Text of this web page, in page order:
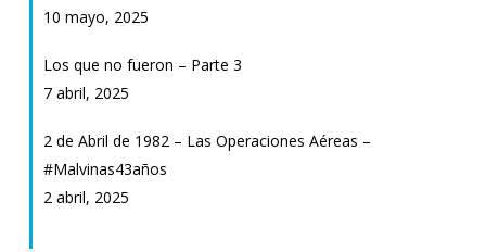
10 mayo, 2025
Los que no fueron – Parte 3
7 abril, 2025
2 de Abril de 1982 – Las Operaciones Aéreas –
#Malvinas43años
2 abril, 2025